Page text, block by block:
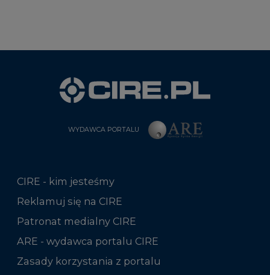
WYDAWCA PORTALU
CIRE - kim jesteśmy
Reklamuj się na CIRE
Patronat medialny CIRE
ARE - wydawca portalu CIRE
Zasady korzystania z portalu